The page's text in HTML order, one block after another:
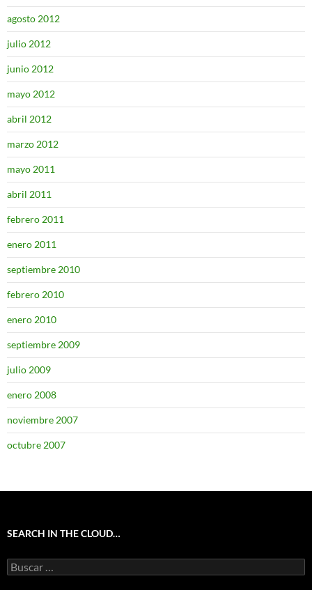
agosto 2012
julio 2012
junio 2012
mayo 2012
abril 2012
marzo 2012
mayo 2011
abril 2011
febrero 2011
enero 2011
septiembre 2010
febrero 2010
enero 2010
septiembre 2009
julio 2009
enero 2008
noviembre 2007
octubre 2007
SEARCH IN THE CLOUD…
Buscar: